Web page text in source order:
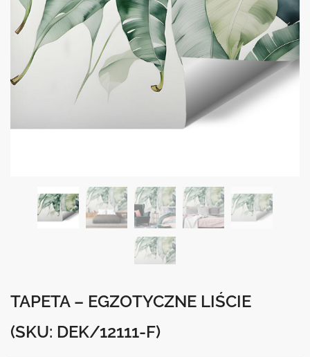
TAPETA – EGZOTYCZNE LIŚCIE
(SKU: DEK/12111-F)